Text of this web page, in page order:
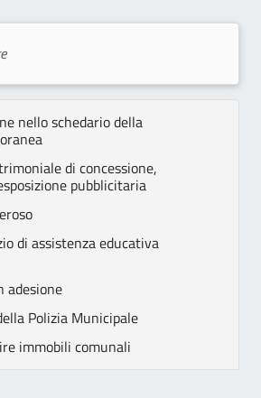
nello schedario della
di concessione,
pubblicitaria
di assistenza educativa
adesione
Polizia Municipale
immobili comunali